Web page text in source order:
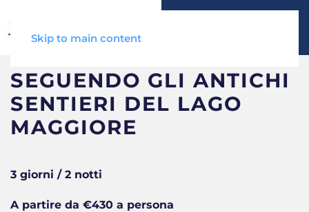
Skip to main content
SEGUENDO GLI ANTICHI
SENTIERI DEL LAGO
MAGGIORE
3 giorni / 2 notti
A partire da €430 a persona